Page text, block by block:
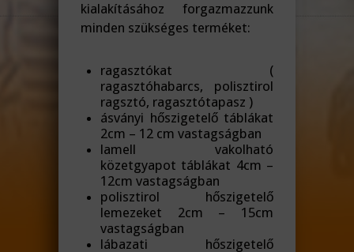
kialakításához forgazmazzunk
minden szükséges terméket:
ragasztókat (
ragasztóhabarcs, polisztirol
ragsztó, ragasztótapasz )
ásványi hőszigetelő táblákat
2cm – 12 cm vastagságban
lamell vakolható
közetgyapot táblákat 4cm –
12cm vastagságban
polisztirol hőszigetelő
lemezeket 2cm – 15cm
vastagságban
lábazati hőszigetelő